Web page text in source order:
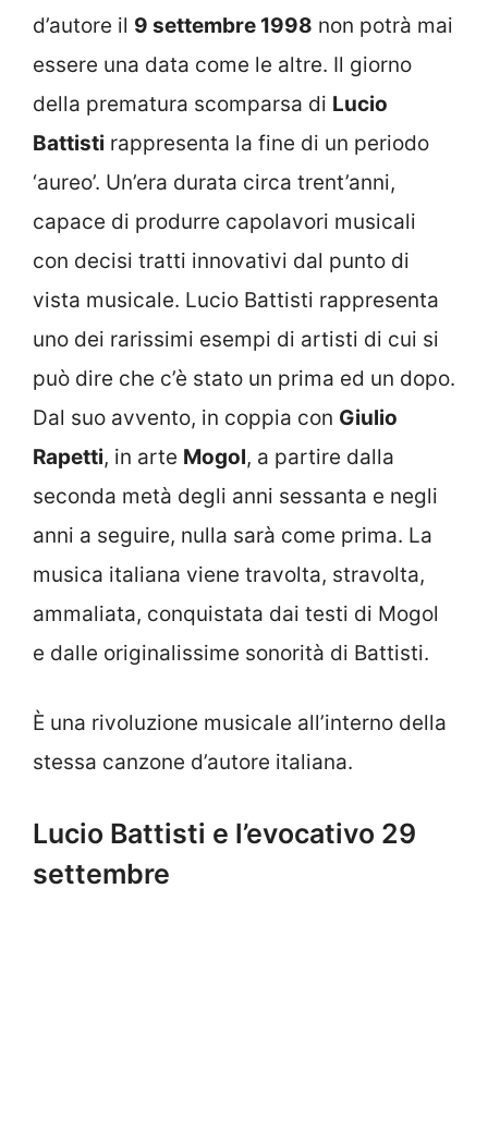
d’autore il 9 settembre 1998 non potrà mai
essere una data come le altre. Il giorno
della prematura scomparsa di Lucio
Battisti rappresenta la fine di un periodo
‘aureo’. Un’era durata circa trent’anni,
capace di produrre capolavori musicali
con decisi tratti innovativi dal punto di
vista musicale. Lucio Battisti rappresenta
uno dei rarissimi esempi di artisti di cui si
può dire che c’è stato un prima ed un dopo.
Dal suo avvento, in coppia con Giulio
Rapetti, in arte Mogol, a partire dalla
seconda metà degli anni sessanta e negli
anni a seguire, nulla sarà come prima. La
musica italiana viene travolta, stravolta,
ammaliata, conquistata dai testi di Mogol
e dalle originalissime sonorità di Battisti.
È una rivoluzione musicale all’interno della
stessa canzone d’autore italiana.
Lucio Battisti e l’evocativo 29
settembre